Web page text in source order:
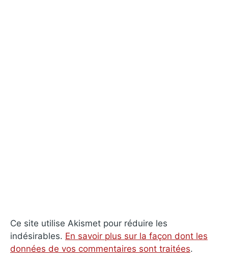
Ce site utilise Akismet pour réduire les
indésirables. En savoir plus sur la façon dont les
données de vos commentaires sont traitées.